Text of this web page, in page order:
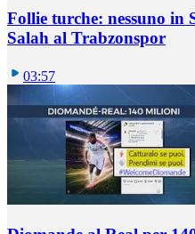
Follie turche: nessuno in
Salah al Trabzonspor
03:57